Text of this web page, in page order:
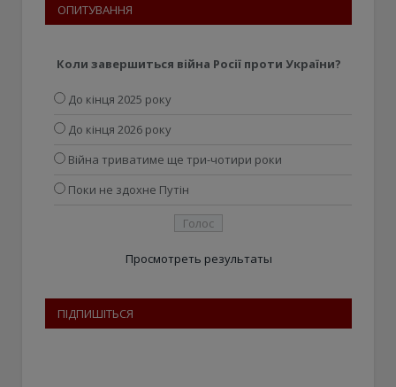
ОПИТУВАННЯ
Коли завершиться війна Росії проти України?
До кінця 2025 року
До кінця 2026 року
Війна триватиме ще три-чотири роки
Поки не здохне Путін
Просмотреть результаты
ПІДПИШІТЬСЯ